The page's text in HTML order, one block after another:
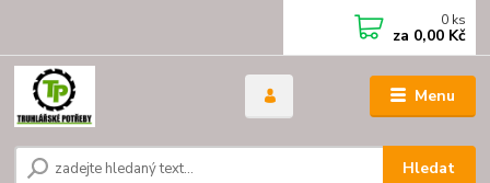
Menu
Hledat
0 ks
za 0,00 Kč